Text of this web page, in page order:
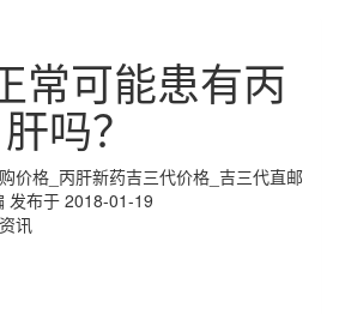
常可能患有丙
肝吗？
价格_丙肝新药吉三代价格_吉三代直邮
发布于 2018-01-19
讯